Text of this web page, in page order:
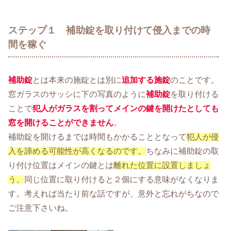
ステップ１ 補助錠を取り付けて侵入までの時
間を稼ぐ
補助錠とは本来の施錠とは別に追加する施錠のことです。
窓ガラスのサッシに下の写真のように補助錠を取り付ける
ことで犯人がガラスを割ってメインの鍵を開けたとしても
窓を開けることができません。
補助錠を開けるまでは時間もかかることとなって犯人が侵
入を諦める可能性が高くなるのです。 ちなみに補助錠の取
り付け位置はメインの鍵とは離れた位置に設置しましょ
う。
同じ位置に取り付けると２個にする意味がなくなりま
す。考えれば当たり前な話ですが、意外と忘れがちなので
ご注意下さいね。